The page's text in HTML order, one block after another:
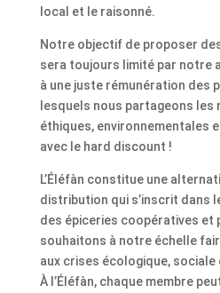
local et le raisonné.
Notre objectif de proposer
sera toujours limité par notre
à une juste rémunération des
lesquels nous partageons les
éthiques, environnementales
avec le hard discount !
L’Éléfàn constitue une
distribution qui s’inscrit dans
des épiceries coopératives et
souhaitons à notre échelle
aux crises écologique, sociale
À l’Éléfàn, chaque membre